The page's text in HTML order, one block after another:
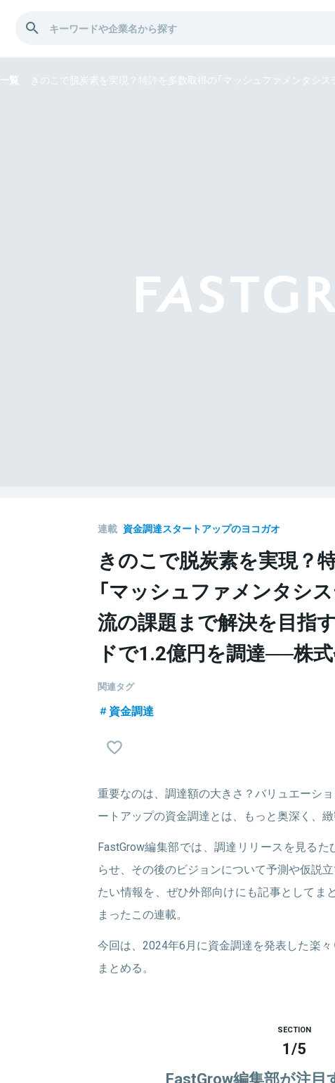
覧
連載 資金調達スタートアップのヨコガオ
きのこで脱炭素を実現？
「マッシュファメンタシ
流の課題まで解決を目指
ドで1.2億円を調達──株
関連タグ
資金調達
重要なのは、調達額の大きさ？バリュエーシ
ートアップの資金調達とは、もっと奥深く、
FastGrow編集部では、調達リリースを見る
らせ、その後のビジョンについて予測や仮説
たい情報を、ぜひ外部向けにも記事として
まったこの連載。
今回は、2024年6月に資金調達を発表した楽々
まとめる。
SECTION
1/5
FastGrow編集部が注